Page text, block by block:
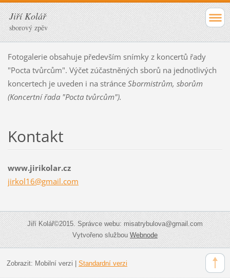
Jiří Kolář
sborový zpěv
Fotogalerie obsahuje především snímky z koncertů řady
"Pocta tvůrcům". Výčet zúčastněných sborů na jednotlivých
koncertech je uveden i na stránce Sbormistrům, sborům
(Koncertní řada "Pocta tvůrcům").
Kontakt
www.jirikolar.cz
jirkol16@gmail.com
Jiří Kolář©2015. Správce webu: misatrybulova@gmail.com
Vytvořeno službouWebnode
Zobrazit: Mobilní verzi Standardní verzi